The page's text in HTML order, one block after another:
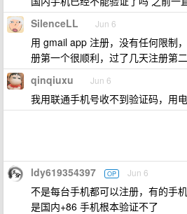
SilenceLL Jun 6
用 gmail app 注册，没有任何限制
册第一个很顺利，过了几天注册第
qinqiuxu Jun 6
我用联通手机号收不到验证码，用
ldy619354397 OP Jun 6
不是每台手机都可以注册，有的手
是国内+86 手机根本验证不了